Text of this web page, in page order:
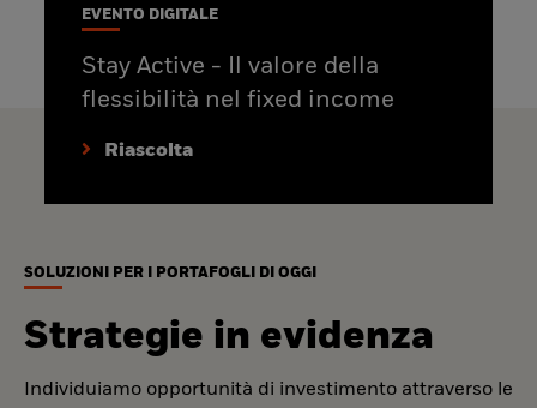
EVENTO DIGITALE
Stay Active - Il valore della
flessibilità nel fixed income
Riascolta
SOLUZIONI PER I PORTAFOGLI DI OGGI
Strategie in evidenza
Individuiamo opportunità di investimento attraverso le